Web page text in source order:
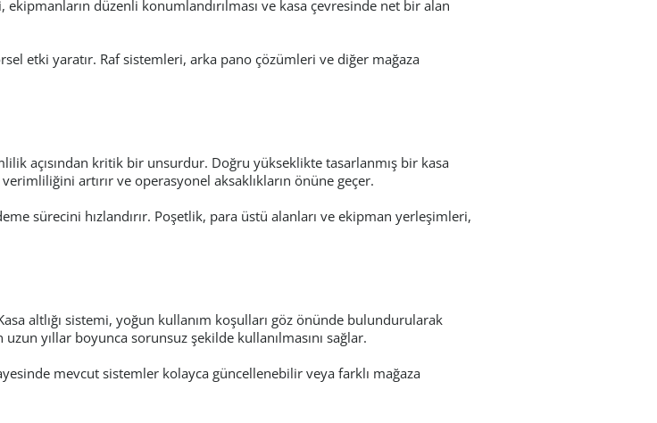
düzenli konumlandırılması ve kasa çevresinde net bir alan
etki yaratır. Raf sistemleri, arka pano çözümleri ve diğer mağaza
açısından kritik bir unsurdur. Doğru yükseklikte tasarlanmış bir kasa
artırır ve operasyonel aksaklıkların önüne geçer.
sürecini hızlandırır. Poşetlik, para üstü alanları ve ekipman yerleşimleri,
altlığı sistemi, yoğun kullanım koşulları göz önünde bulundurularak
yıllar boyunca sorunsuz şekilde kullanılmasını sağlar.
mevcut sistemler kolayca güncellenebilir veya farklı mağaza